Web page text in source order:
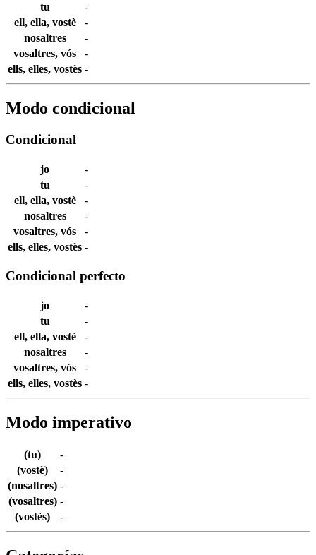
tu
-
ell, ella, vostè
-
nosaltres
-
vosaltres, vós
-
ells, elles, vostès -
Modo condicional
Condicional
jo
-
tu
-
ell, ella, vostè
-
nosaltres
-
vosaltres, vós
-
ells, elles, vostès -
Condicional perfecto
jo
-
tu
-
ell, ella, vostè
-
nosaltres
-
vosaltres, vós
-
ells, elles, vostès -
Modo imperativo
(tu)
-
(vostè)
-
(nosaltres) -
(vosaltres) -
(vostès)
-